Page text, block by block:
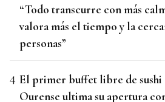
“Todo transcurre con más
valora más el tiempo y la
personas”
El primer buffet libre de sushi
Ourense ultima su apertura